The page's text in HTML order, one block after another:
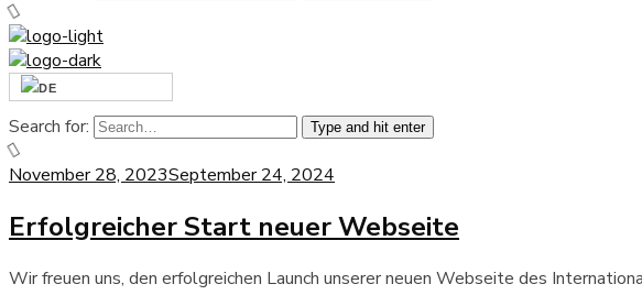
Search for: Type and hit enter
November 28, 2023September 24, 2024
Erfolgreicher Start neuer Webseite
Wir freuen uns, den erfolgreichen Launch unserer neuen Webseite des